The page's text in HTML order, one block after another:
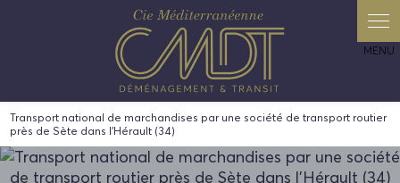
Transport national de marchandises par une société de transport routier
près de Sète dans l'Hérault (34)
Panneau de gestion des cookies